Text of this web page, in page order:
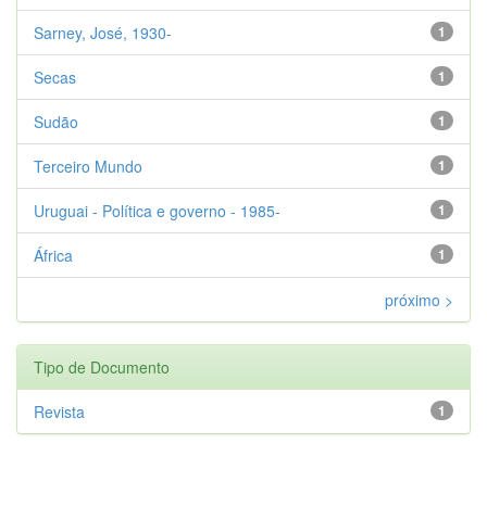
1
Sarney, José, 1930-
1
Secas
1
Sudão
1
Terceiro Mundo
1
Uruguai - Política e governo - 1985-
1
África
próximo >
Tipo de Documento
1
Revista